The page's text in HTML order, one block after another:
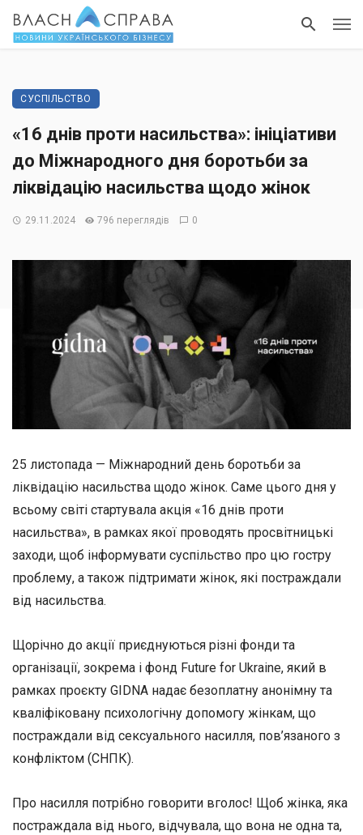
СУСПІЛЬСТВО
«16 днів проти насильства»: ініціативи
до Міжнародного дня боротьби за
ліквідацію насильства щодо жінок
29.11.2024 796 переглядів 0
25 листопада — Міжнародний день боротьби за
ліквідацію насильства щодо жінок. Саме цього дня у
всьому світі стартувала акція «16 днів проти
насильства», в рамках якої проводять просвітницькі
заходи, щоб інформувати суспільство про цю гостру
проблему, а також підтримати жінок, які постраждали
від насильства.
Щорічно до акції приєднуються різні фонди та
організації, зокрема і фонд Future for Ukraine, який в
рамках проєкту GIDNA надає безоплатну анонімну та
кваліфіковану психологічну допомогу жінкам, що
постраждали від сексуального насилля, пов’язаного з
конфліктом (СНПК).
Про насилля потрібно говорити вголос! Щоб жінка, яка
постраждала від нього, відчувала, що вона не одна та,